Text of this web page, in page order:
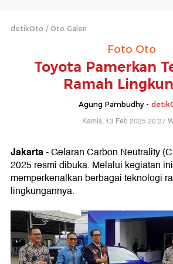
detikOto Oto Galeri
Foto Oto
Toyota Pamerkan
Ramah
Agung Pambudhy -
Kamis, 13 Feb 2025 20:27
Jakarta- Gelaran Carbon Neutrality
2025 resmi dibuka. Melalui kegiatan
memperkenalkan berbagai teknologi
lingkungannya.